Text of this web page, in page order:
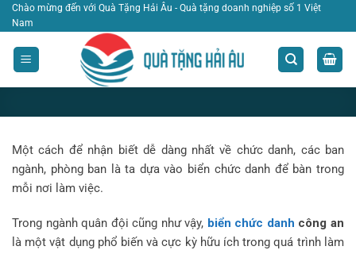
Bỏ
qua
nội
dung
Chào mừng đến với Quà Tặng Hải Âu - Quà tặng doanh nghiệp số 1 Việt
Nam
BLOG
03 Mẫu biển chức danh để bàn công an
Một cách để nhận biết dễ dàng nhất về chức danh, các ban
ngành, phòng ban là ta dựa vào biển chức danh để bàn trong
mỗi nơi làm việc.
Trong ngành quân đội cũng như vậy, biển chức danh công an
là một vật dụng phổ biến và cực kỳ hữu ích trong quá trình làm